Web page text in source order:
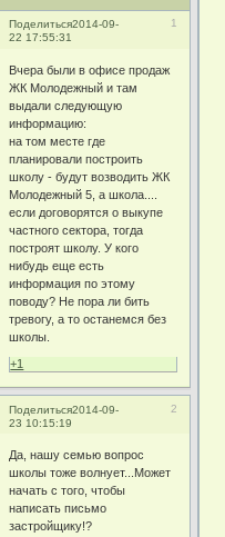
Поделиться 1
2014-09-
22 17:55:31
Вчера были в офисе продаж
ЖК Молодежный и там
выдали следующую
информацию:
на том месте где
планировали построить
школу - будут возводить ЖК
Молодежный 5, а школа....
если договорятся о выкупе
частного сектора, тогда
построят школу. У кого
нибудь еще есть
информация по этому
поводу? Не пора ли бить
тревогу, а то останемся без
школы.
+1
Поделиться 2
2014-09-
23 10:15:19
Да, нашу семью вопрос
школы тоже волнует...Может
начать с того, чтобы
написать письмо
застройщику!?